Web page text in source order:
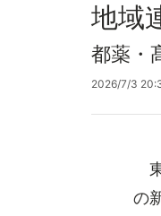
地域
都薬・
2026/7/3
の